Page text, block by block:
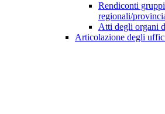
Rendiconti
regionali/
Atti degli organi
Articolazione degli